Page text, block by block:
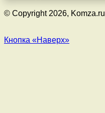
© Copyright 2026, Komza.ru
Кнопка «Наверх»